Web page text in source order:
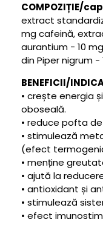
COMPOZIȚIE/
extract
mg cafeină,
aurantium - 10
din Piper nigrum -
BENEFICII/
• crește energia
oboseală.
• reduce pofta
• stimulează
(efect
• menține
• ajută la
• antioxidant și
• stimulează
• efect